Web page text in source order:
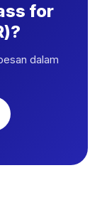
for
dalam